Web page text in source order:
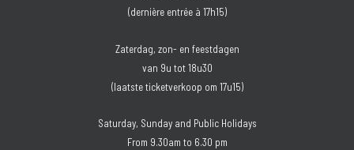
(dernière entrée à 17h15)
Zaterdag, zon- en feestdagen
van 9u tot 18u30
(laatste ticketverkoop om 17u15)
Saturday, Sunday and Public Holidays
From 9.30am to 6.30 pm